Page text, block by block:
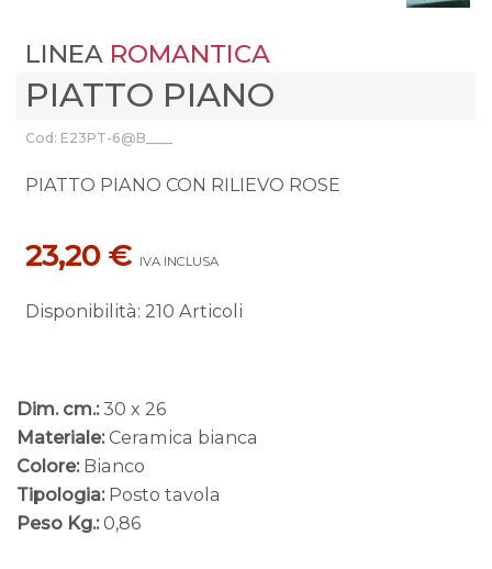
LINEA ROMANTICA
PIATTO PIANO
Cod: E23PT-6@B____
PIATTO PIANO CON RILIEVO ROSE
23,20 € IVA INCLUSA
Disponibilità: 210 Articoli
Dim. cm.: 30 x 26
Materiale: Ceramica bianca
Colore: Bianco
Tipologia: Posto tavola
Peso Kg.: 0,86